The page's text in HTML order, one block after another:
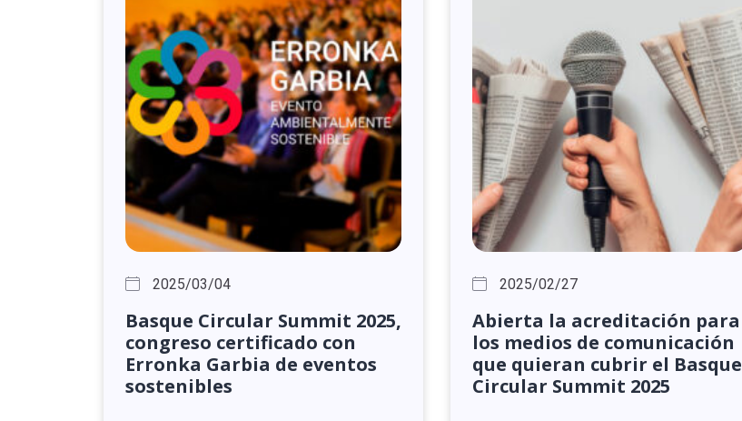
2025/03/04
Basque Circular Summit 2025,
congreso certificado con
Erronka Garbia de eventos
sostenibles
2025/02/27
Abierta la acreditación para
los medios de comunicación
que quieran cubrir el Basque
Circular Summit 2025